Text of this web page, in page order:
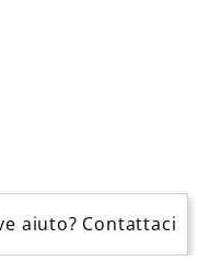
aiuto? Contattaci